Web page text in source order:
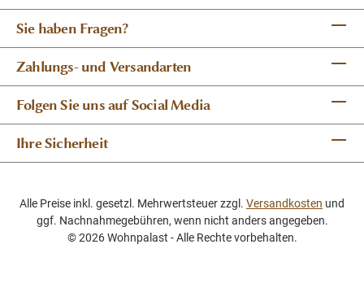
Sie haben Fragen?
Zahlungs- und Versandarten
Folgen Sie uns auf Social Media
Ihre Sicherheit
Alle Preise inkl. gesetzl. Mehrwertsteuer zzgl. Versandkosten und
ggf. Nachnahmegebühren, wenn nicht anders angegeben.
© 2026 Wohnpalast - Alle Rechte vorbehalten.